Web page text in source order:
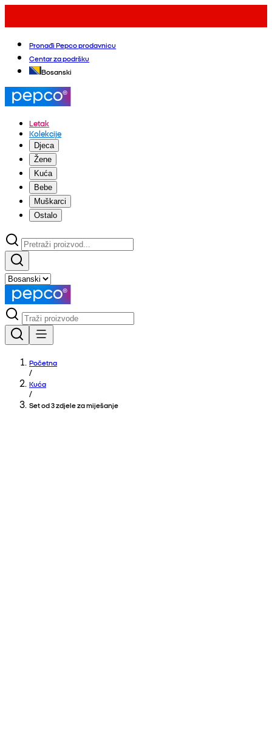
Pronađi Pepco prodavnicu
Centar za podršku
Bosanski
Letak
Kolekcije
Djeca
Žene
Kuća
Bebe
Muškarci
Ostalo
Početna
/
Kuća
/
Set od 3 zdjele za miješanje